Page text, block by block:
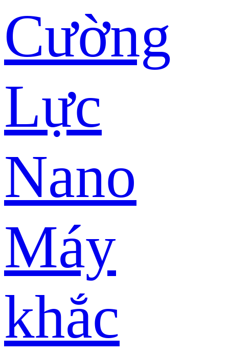
Cường
Lực
Nano
Máy
khắc